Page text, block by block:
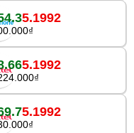
5.1992
5.1992
5.1992